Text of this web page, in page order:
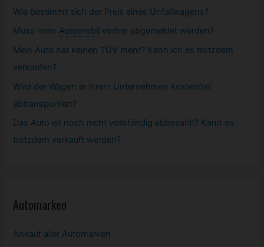
Wie bestimmt sich der Preis eines Unfallwagens?
Muss mein Automobil vorher abgemeldet werden?
Mein Auto hat keinen TÜV mehr? Kann ich es trotzdem
verkaufen?
Wird der Wagen in ihrem Unternehmen kostenfrei
abtransportiert?
Das Auto ist noch nicht vollständig abbezahlt? Kann es
trotzdem verkauft werden?
Automarken
Ankauf aller Automarken